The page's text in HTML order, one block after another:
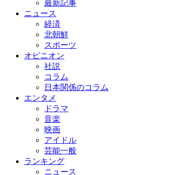
最新記事
ニュース
経済
北朝鮮
スポーツ
オピニオン
社説
コラム
日本関係のコラム
エンタメ
ドラマ
音楽
映画
アイドル
芸能一般
ランキング
ニュース